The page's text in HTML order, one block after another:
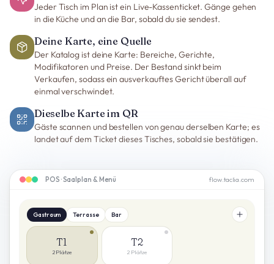
Jeder Tisch im Plan ist ein Live-Kassenticket. Gänge gehen
in die Küche und an die Bar, sobald du sie sendest.
Deine Karte, eine Quelle
Der Katalog ist deine Karte: Bereiche, Gerichte,
Modifikatoren und Preise. Der Bestand sinkt beim
Verkaufen, sodass ein ausverkauftes Gericht überall auf
einmal verschwindet.
Dieselbe Karte im QR
Gäste scannen und bestellen von genau derselben Karte; es
landet auf dem Ticket dieses Tisches, sobald sie bestätigen.
POS · Saalplan & Menü flow.taclia.com
Gastraum Terrasse Bar
T1
2 Plätze
T2
2 Plätze